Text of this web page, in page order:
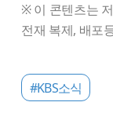
※ 이 콘텐츠는
전재 복제, 배포
#KBS소식